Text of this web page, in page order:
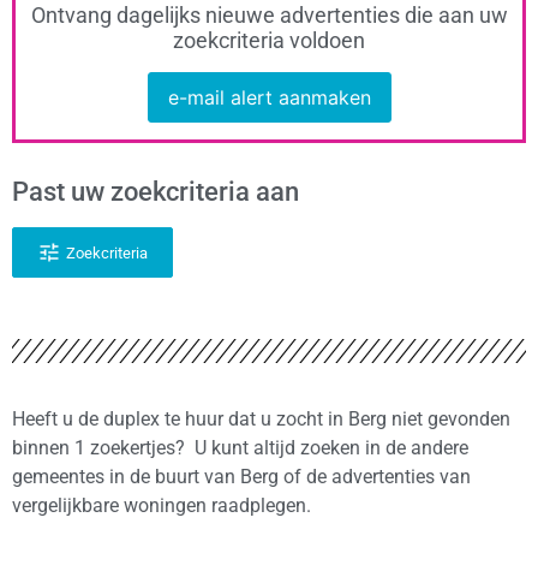
Ontvang dagelijks nieuwe advertenties die aan uw
zoekcriteria voldoen
e-mail alert aanmaken
Past uw zoekcriteria aan
Zoekcriteria
Heeft u de duplex te huur dat u zocht in Berg niet gevonden
binnen 1 zoekertjes? U kunt altijd zoeken in de andere
gemeentes in de buurt van Berg of de advertenties van
vergelijkbare woningen raadplegen.